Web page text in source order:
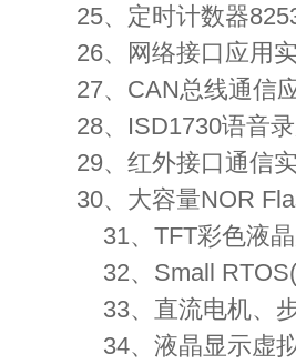
25、定时计数器
26、网络接口应用
27、CAN总线通信
28、ISD1730语音
29、红外接口通信
30、大容量NOR
31、TFT彩色液
32、Small
33、直流电机、
34、液晶显示虚